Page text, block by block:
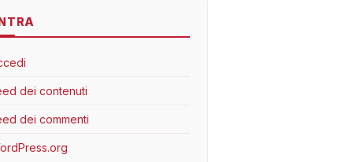
dei contenuti
dei commenti